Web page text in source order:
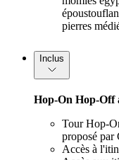
pierres
Inclus
Hop-On Hop-Off
Tour Hop-
proposé par
Accès à